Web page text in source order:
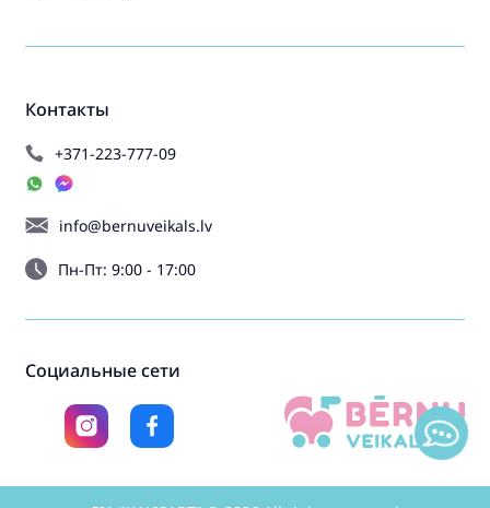
Контакты
+371-223-777-09
info@bernuveikals.lv
Пн-Пт: 9:00 - 17:00
Социальные сети